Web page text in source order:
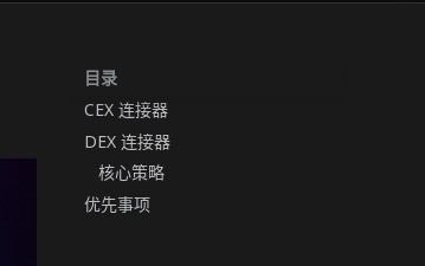
目录
CEX 连接器
DEX 连接器
核心策略
优先事项